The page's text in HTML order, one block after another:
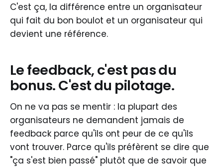
C'est ça, la différence entre un organisateur
qui fait du bon boulot et un organisateur qui
devient une référence.
Le feedback, c'est pas du
bonus. C'est du pilotage.
On ne va pas se mentir : la plupart des
organisateurs ne demandent jamais de
feedback parce qu'ils ont peur de ce qu'ils
vont trouver. Parce qu'ils préfèrent se dire que
"ça s'est bien passé" plutôt que de savoir que